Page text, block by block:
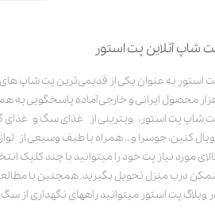
شاپ آنلاین پت استور
محصول ایرانی و خارجی آماده پاسخگویی
شاپ پت استور، ویترینی از غذای سگ و غذای
کنین، جوسرا و .. همراه با طیف وسیعی از
مورد نیاز پت خود را میتوانید با چند کلیک
درب منزل تحویل بگیرید. همچنین با
وبلاگ پت استور میتوانید راههای نگهداری از